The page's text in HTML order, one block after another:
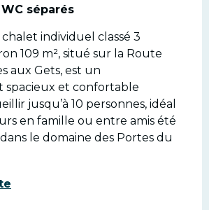
séparés
individuel classé 3
109 m², situé sur la Route
aux Gets, est un
spacieux et confortable
jusqu’à 10 personnes, idéal
en famille ou entre amis été
le domaine des Portes du